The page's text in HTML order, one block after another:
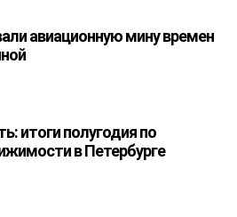
авиационную мину времен
итоги полугодия по
в Петербурге